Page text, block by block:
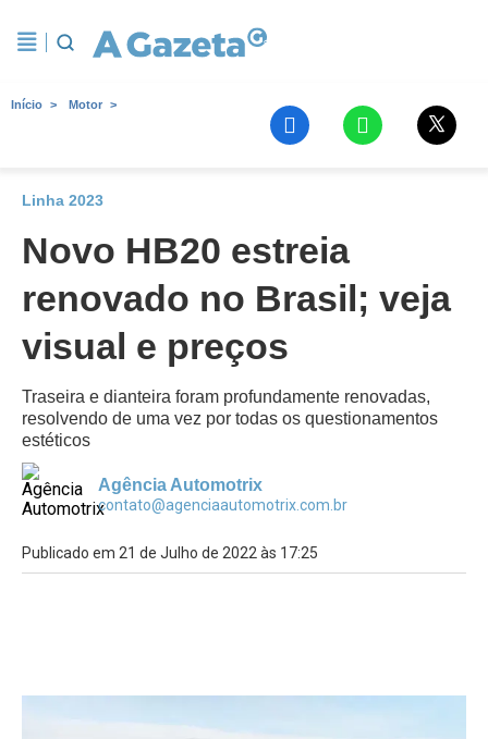
Início Motor
Linha 2023
Novo HB20 estreia
renovado no Brasil; veja
visual e preços
Traseira e dianteira foram profundamente renovadas,
resolvendo de uma vez por todas os questionamentos
estéticos
Agência Automotrix
contato@agenciaautomotrix.com.br
Publicado em 21 de Julho de 2022 às 17:25